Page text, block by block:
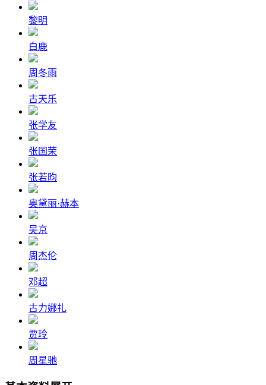
黎明
白鹿
周冬雨
古天乐
张学友
张国荣
张若昀
奥黛丽·赫本
吴京
周杰伦
邓超
古力娜扎
贾玲
周星驰